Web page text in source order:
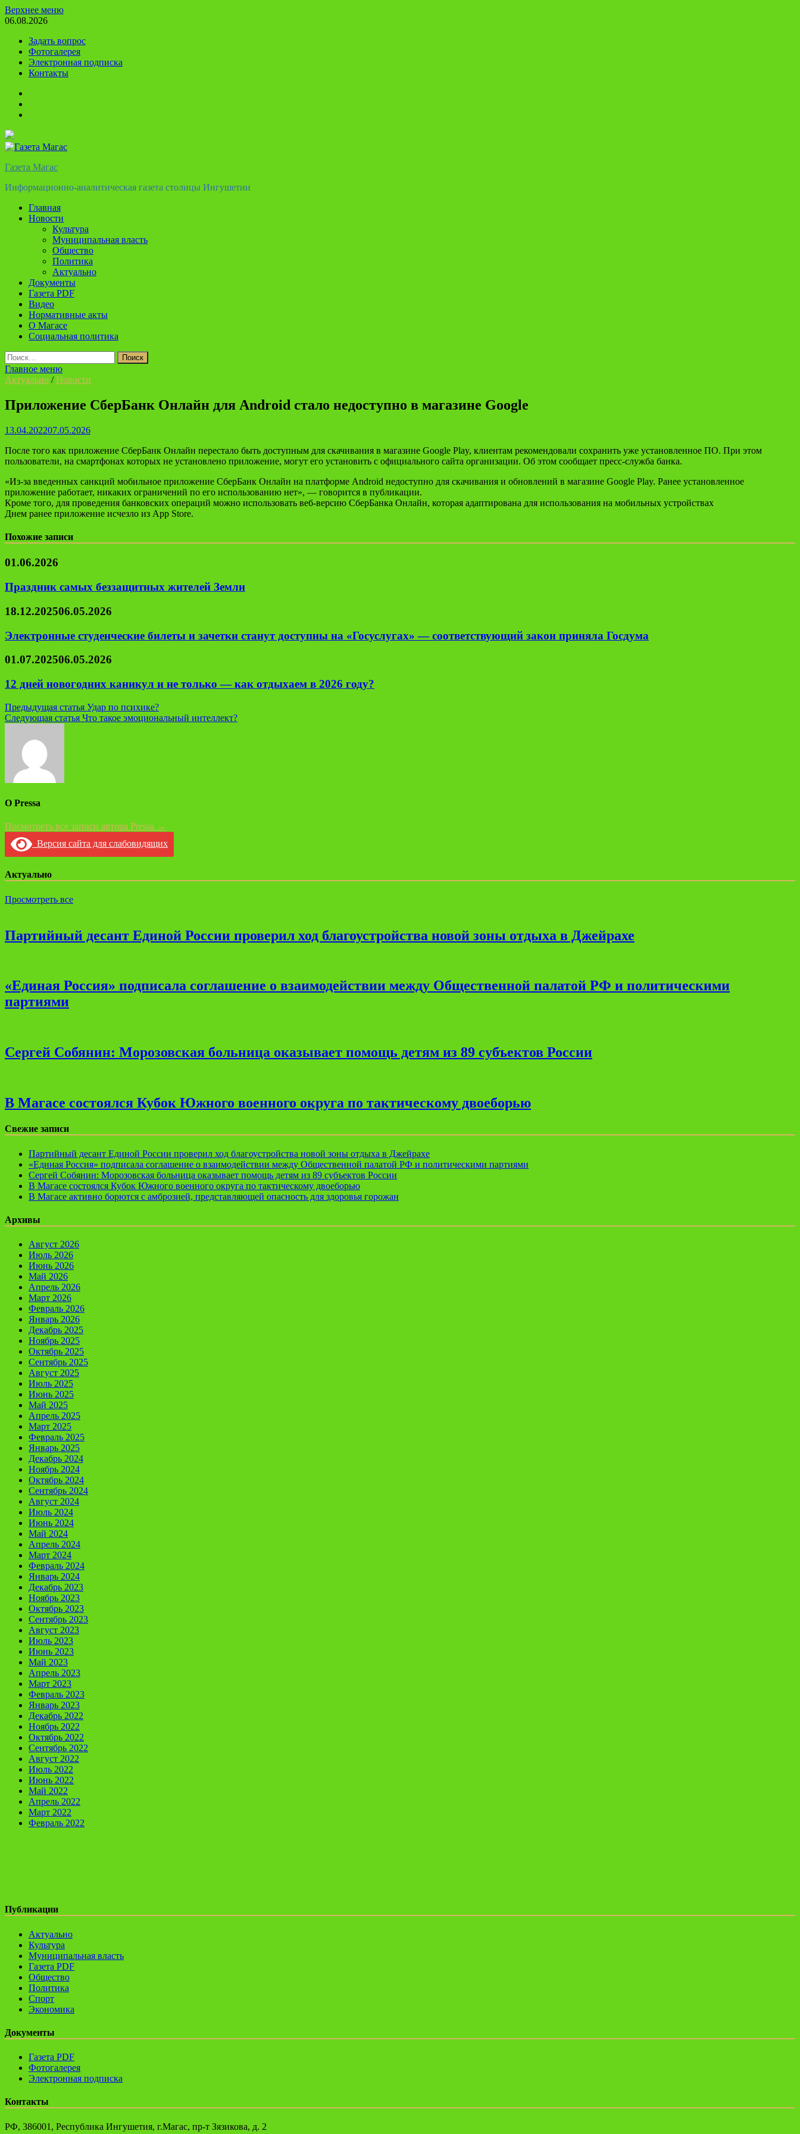
Перейти
к
Верхнее меню
06.08.2026
Задать вопрос
Фотогалерея
Электронная подписка
Контакты
Газета Магас
Информационно-аналитическая газета столицы Ингушетии
Главная
Новости
Культура
Муниципальная власть
Общество
Политика
Актуально
Документы
Газета PDF
Видео
Нормативные акты
О Магасе
Социальная политика
Найти:
Главное меню
Актуально /Новости
Приложение СберБанк Онлайн для Android стало недоступно в магазине Google
13.04.202207.05.2026
После того как приложение СберБанк Онлайн перестало быть доступным для скачивания в магазине Google Play, клиентам рекомендовали сохранить уже установленное ПО. При этом
пользователи, на смартфонах которых не установлено приложение, могут его установить с официального сайта организации. Об этом сообщает пресс-служба банка.
«Из-за введенных санкций мобильное приложение СберБанк Онлайн на платформе Android недоступно для скачивания и обновлений в магазине Google Play. Ранее установленное
приложение работает, никаких ограничений по его использованию нет», — говорится в публикации.
Кроме того, для проведения банковских операций можно использовать веб-версию СберБанка Онлайн, которая адаптирована для использования на мобильных устройствах
Днем ранее приложение исчезло из App Store.
Похожие записи
01.06.2026
Праздник самых беззащитных жителей Земли
18.12.202506.05.2026
Электронные студенческие билеты и зачетки станут доступны на «Госуслугах» — соответствующий закон приняла Госдума
01.07.202506.05.2026
12 дней новогодних каникул и не только — как отдыхаем в 2026 году?
Навигация
по
записям
Предыдущая статья Удар по психике?
Следующая статья Что такое эмоциональный интеллект?
О Pressa
Посмотреть все записи автора Pressa →
Версия сайта для слабовидящих
Актуально
Просмотреть все
Партийный десант Единой России проверил ход благоустройства новой зоны отдыха в Джейрахе
«Единая Россия» подписала соглашение о взаимодействии между Общественной палатой РФ и политическими
партиями
Сергей Собянин: Морозовская больница оказывает помощь детям из 89 субъектов России
В Магасе состоялся Кубок Южного военного округа по тактическому двоеборью
Свежие записи
Партийный десант Единой России проверил ход благоустройства новой зоны отдыха в Джейрахе
«Единая Россия» подписала соглашение о взаимодействии между Общественной палатой РФ и политическими партиями
Сергей Собянин: Морозовская больница оказывает помощь детям из 89 субъектов России
В Магасе состоялся Кубок Южного военного округа по тактическому двоеборью
В Магасе активно борются с амброзией, представляющей опасность для здоровья горожан
Архивы
Август 2026
Июль 2026
Июнь 2026
Май 2026
Апрель 2026
Март 2026
Февраль 2026
Январь 2026
Декабрь 2025
Ноябрь 2025
Октябрь 2025
Сентябрь 2025
Август 2025
Июль 2025
Июнь 2025
Май 2025
Апрель 2025
Март 2025
Февраль 2025
Январь 2025
Декабрь 2024
Ноябрь 2024
Октябрь 2024
Сентябрь 2024
Август 2024
Июль 2024
Июнь 2024
Май 2024
Апрель 2024
Март 2024
Февраль 2024
Январь 2024
Декабрь 2023
Ноябрь 2023
Октябрь 2023
Сентябрь 2023
Август 2023
Июль 2023
Июнь 2023
Май 2023
Апрель 2023
Март 2023
Февраль 2023
Январь 2023
Декабрь 2022
Ноябрь 2022
Октябрь 2022
Сентябрь 2022
Август 2022
Июль 2022
Июнь 2022
Май 2022
Апрель 2022
Март 2022
Февраль 2022
Публикации
Актуально
Культура
Муниципальная власть
Газета PDF
Общество
Политика
Спорт
Экономика
Документы
Газета PDF
Фотогалерея
Электронная подписка
Контакты
РФ, 386001, Республика Ингушетия, г.Магас, пр-т Зязикова, д. 2